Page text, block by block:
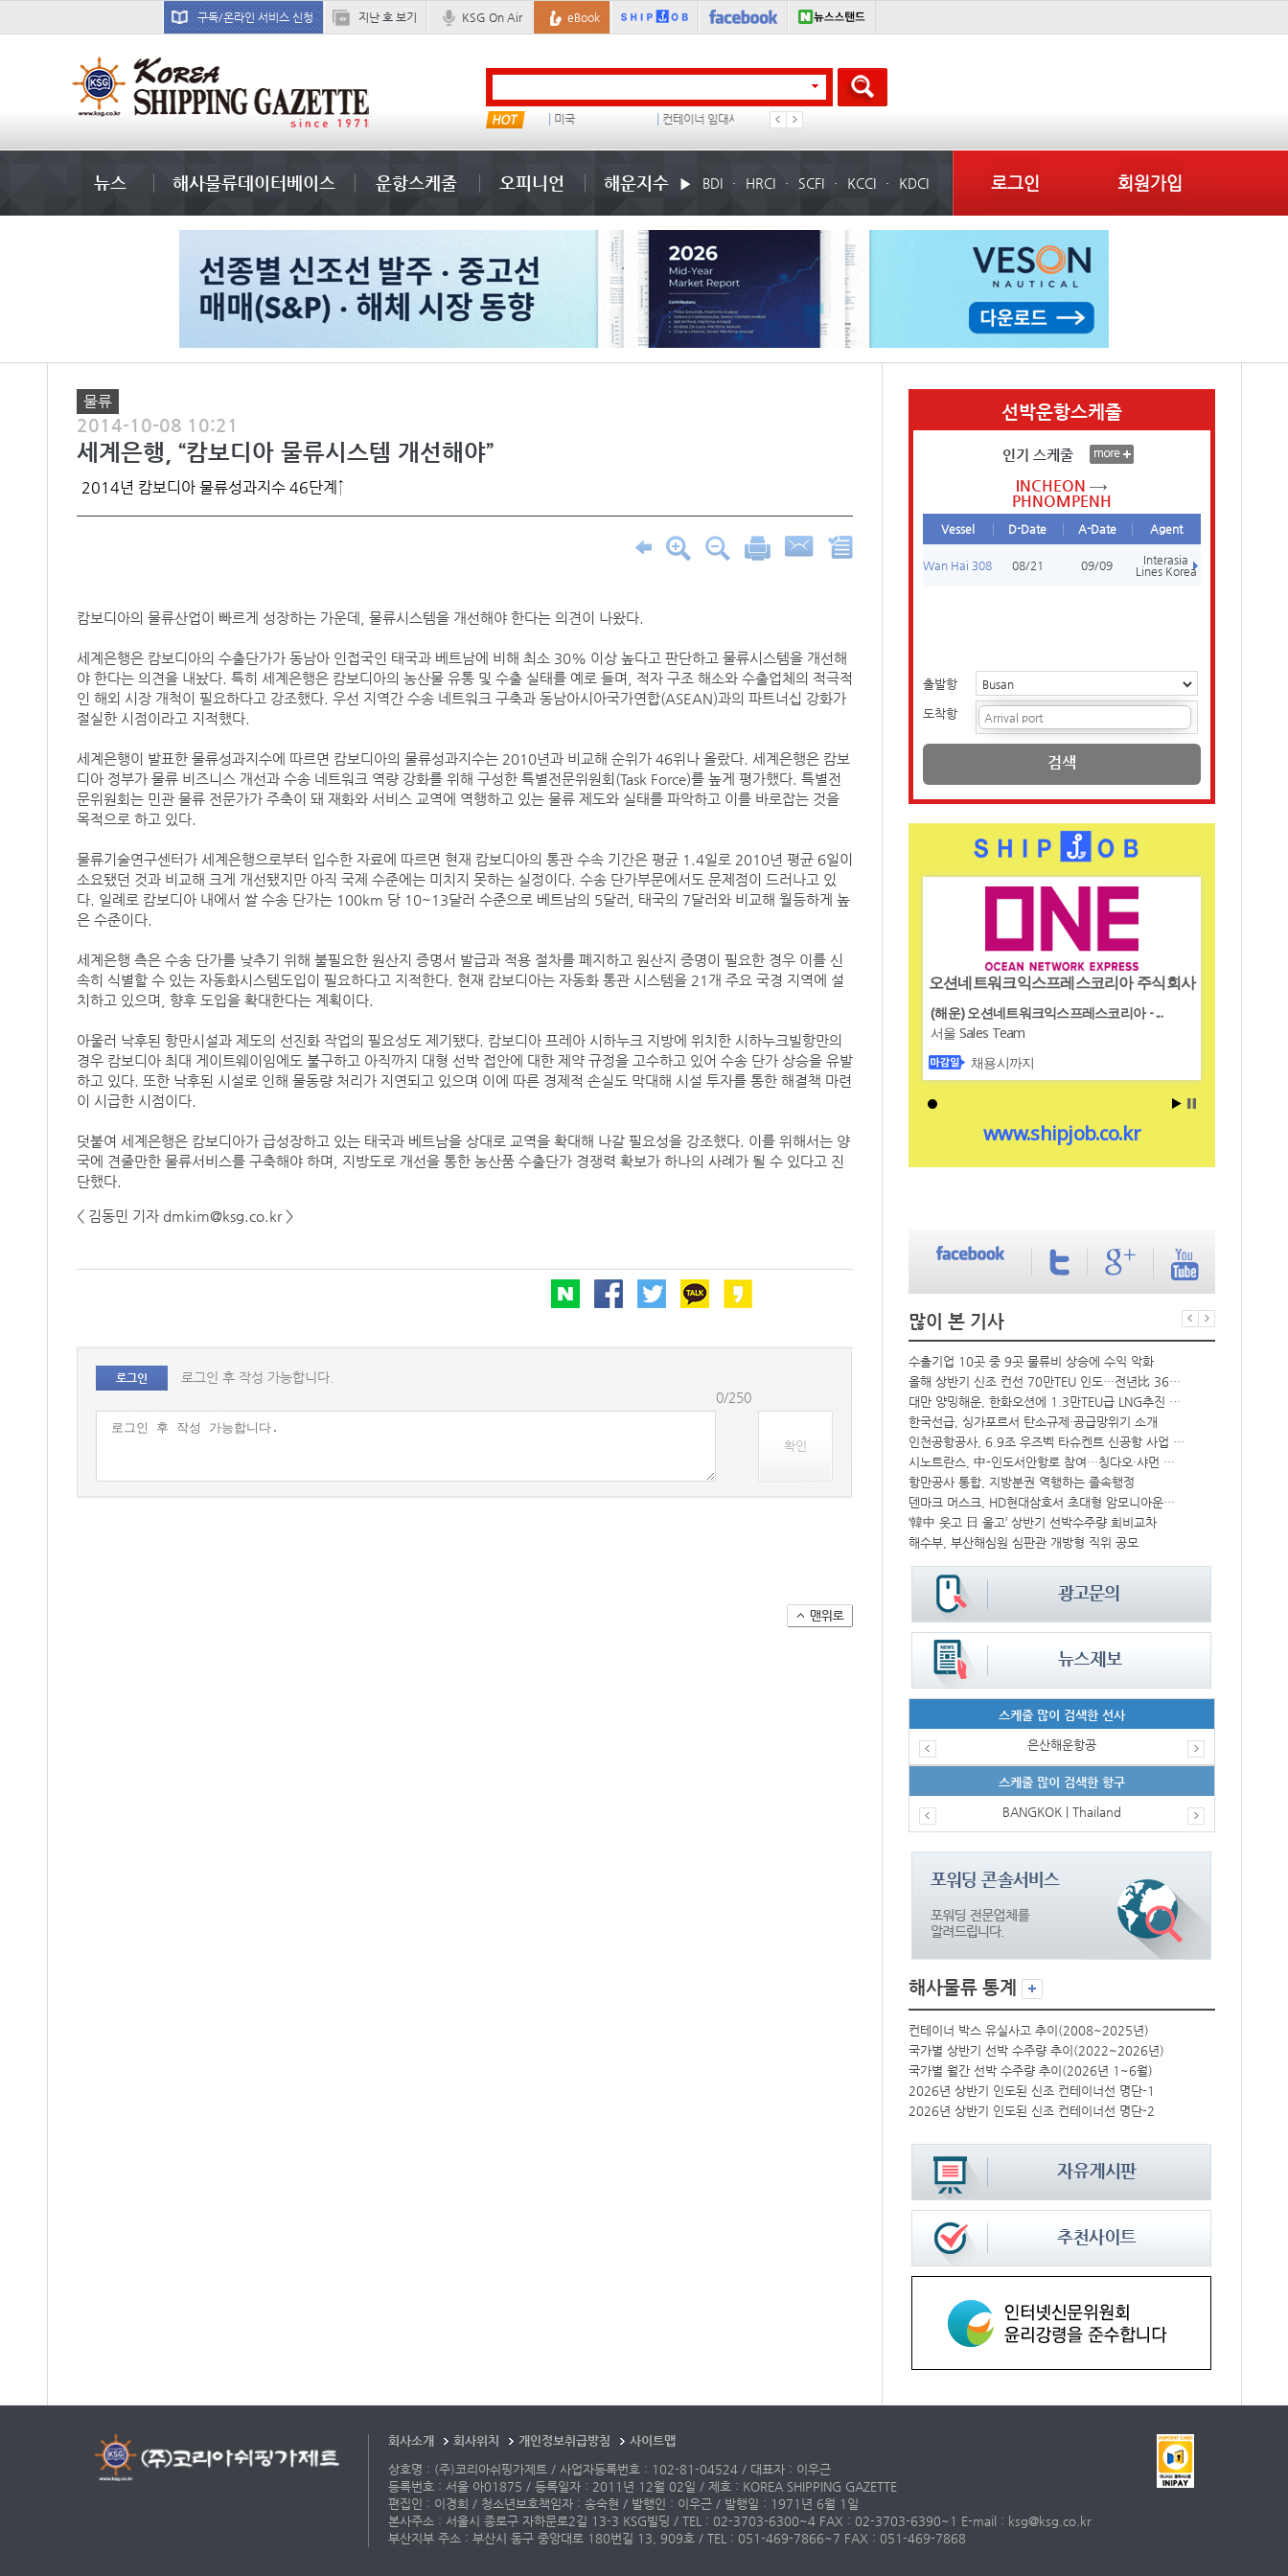
구독/온라인 서비스 신청 지난 호 보기 KSG On Air eBook
미중 미국 컨테이너 임대사 석도
뉴스 해사물류데이터베이스 운항스케줄 오피니언 해운지수 BDI HRCI SCFI KCCI KDCI 로그인 회원가입
물류
2014-10-08 10:21
​세계은행, “캄보디아 물류시스템 개선해야”
2014년 캄보디아 물류성과지수 46단계↑
캄보디아의 물류산업이 빠르게 성장하는 가운데, 물류시스템을 개선해야 한다는 의견이 나왔다.
세계은행은 캄보디아의 수출단가가 동남아 인접국인 태국과 베트남에 비해 최소 30% 이상 높다고 판단하고 물류시스템을 개선해
야 한다는 의견을 내놨다. 특히 세계은행은 캄보디아의 농산물 유통 및 수출 실태를 예로 들며, 적자 구조 해소와 수출업체의 적극적
인 해외 시장 개척이 필요하다고 강조했다. 우선 지역간 수송 네트워크 구축과 동남아시아국가연합(ASEAN)과의 파트너십 강화가
절실한 시점이라고 지적했다.
세계은행이 발표한 물류성과지수에 따르면 캄보디아의 물류성과지수는 2010년과 비교해 순위가 46위나 올랐다. 세계은행은 캄보
디아 정부가 물류 비즈니스 개선과 수송 네트워크 역량 강화를 위해 구성한 특별전문위원회(Task Force)를 높게 평가했다. 특별전
문위원회는 민관 물류 전문가가 주축이 돼 재화와 서비스 교역에 역행하고 있는 물류 제도와 실태를 파악하고 이를 바로잡는 것을
목적으로 하고 있다.
물류기술연구센터가 세계은행으로부터 입수한 자료에 따르면 현재 캄보디아의 통관 수속 기간은 평균 1.4일로 2010년 평균 6일이
소요됐던 것과 비교해 크게 개선됐지만 아직 국제 수준에는 미치지 못하는 실정이다. 수송 단가부문에서도 문제점이 드러나고 있
다. 일례로 캄보디아 내에서 쌀 수송 단가는 100km 당 10~13달러 수준으로 베트남의 5달러, 태국의 7달러와 비교해 월등하게 높
은 수준이다.
세계은행 측은 수송 단가를 낮추기 위해 불필요한 원산지 증명서 발급과 적용 절차를 폐지하고 원산지 증명이 필요한 경우 이를 신
속히 식별할 수 있는 자동화시스템도입이 필요하다고 지적한다. 현재 캄보디아는 자동화 통관 시스템을 21개 주요 국경 지역에 설
치하고 있으며, 향후 도입을 확대한다는 계획이다.
아울러 낙후된 항만시설과 제도의 선진화 작업의 필요성도 제기됐다. 캄보디아 프레아 시하누크 지방에 위치한 시하누크빌항만의
경우 캄보디아 최대 게이트웨이임에도 불구하고 아직까지 대형 선박 접안에 대한 제약 규정을 고수하고 있어 수송 단가 상승을 유발
하고 있다. 또한 낙후된 시설로 인해 물동량 처리가 지연되고 있으며 이에 따른 경제적 손실도 막대해 시설 투자를 통한 해결책 마련
이 시급한 시점이다.
덧붙여 세계은행은 캄보디아가 급성장하고 있는 태국과 베트남을 상대로 교역을 확대해 나갈 필요성을 강조했다. 이를 위해서는 양
국에 견줄만한 물류서비스를 구축해야 하며, 지방도로 개선을 통한 농산품 수출단가 경쟁력 확보가 하나의 사례가 될 수 있다고 진
단했다.
< 김동민 기자 dmkim@ksg.co.kr >
로그인
로그인 후 작성 가능합니다.
0/250
확인
선박운항스케줄
인기 스케줄
INCHEON
PHNOMPENH
Vessel D-Date A-Date Agent
Wan Hai 308 08/21 09/09
Interasia
Lines Korea
출발항
도착항
검색
많이 본 기사
컨운임지수 4주만에 반등…美·중동 두자릿수↑
울산항만공사, 중소기업 ESG 지원사업 참여기업 모집
수출기업 10곳 중 9곳 물류비 상승에 수익 악화
올해 상반기 신조 컨선 70만TEU 인도…전년比 36% 감소
대만 양밍해운, 한화오션에 1.3만TEU급 LNG추진 컨선 6척 발주
한국선급, 싱가포르서 탄소규제·공급망위기 소개
인천공항공사, 6.9조 우즈벡 타슈켄트 신공항 사업 참여
시노트란스, 中-인도서안항로 참여…칭다오·샤먼 직항
항만공사 통합, 지방분권 역행하는 졸속행정
덴마크 머스크, HD현대삼호서 초대형 암모니아운반선 인도받아
‘韓中 웃고 日 울고’ 상반기 선박수주량 희비교차
해수부, 부산해심원 심판관 개방형 직위 공모
스케줄 많이 검색한 선사
은산해운항공
스케줄 많이 검색한 항구
BANGKOK | Thailand
해사물류 통계
컨테이너 박스 유실사고 추이(2008~2025년)
국가별 상반기 선박 수주량 추이(2022~2026년)
국가별 월간 선박 수주량 추이(2026년 1~6월)
2026년 상반기 인도된 신조 컨테이너선 명단-1
2026년 상반기 인도된 신조 컨테이너선 명단-2
회사소개 회사위치 개인정보취급방침
사이트맵
상호명 : (주)코리아쉬핑가제트 / 사업자등록번호 : 102-81-04524 / 대표자 : 이우근
등록번호 : 서울 아01875 / 등록일자 : 2011년 12월 02일 / 제호 : KOREA SHIPPING GAZETTE
편집인 : 이경희 / 청소년보호책임자 : 송숙현 / 발행인 : 이우근 / 발행일 : 1971년 6월 1일
본사주소 : 서울시 종로구 자하문로2길 13-3 KSG빌딩 / TEL : 02-3703-6300~4 FAX : 02-3703-6390~1 E-mail : ksg@ksg.co.kr
부산지부 주소 : 부산시 동구 중앙대로 180번길 13, 909호 / TEL : 051-469-7866~7 FAX : 051-469-7868